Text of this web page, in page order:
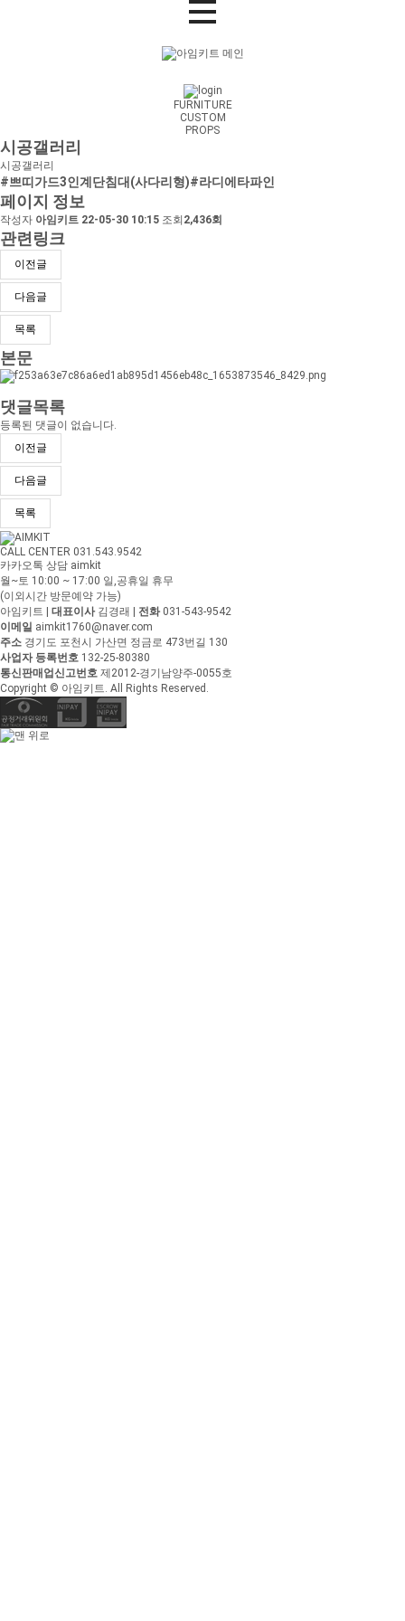
FURNITURE
CUSTOM
PROPS
시공갤러리
시공갤러리
#쁘띠가드3인계단침대(사다리형)#라디에타파인
페이지 정보
작성자 아임키트 22-05-30 10:15 조회 2,436회
관련링크
이전글
다음글
목록
본문
댓글목록
등록된 댓글이 없습니다.
이전글
다음글
목록
CALL CENTER 031.543.9542
카카오톡 상담 aimkit
월~토 10:00 ~ 17:00 일,공휴일 휴무
(이외시간 방문예약 가능)
아임키트
대표이사김경래 전화031-543-9542
이메일 aimkit1760@naver.com
주소 경기도 포천시 가산면 정금로 473번길 130
사업자 등록번호 132-25-80380
통신판매업신고번호 제2012-경기남양주-0055호
Copyright © 아임키트. All Rights Reserved.